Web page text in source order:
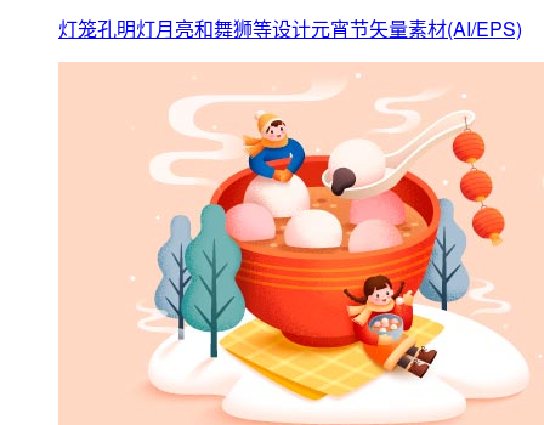
灯笼孔明灯月亮和舞狮等设计元宵节矢量素材(AI/EPS)